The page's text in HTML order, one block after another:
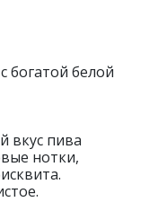
богатой белой
вкус пива
нотки,